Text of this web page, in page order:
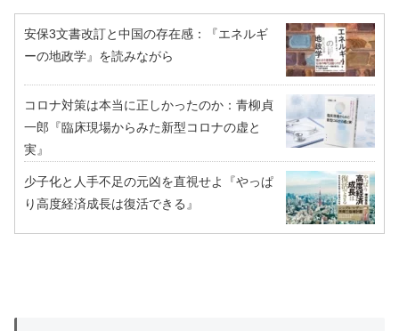
安保3文書改訂と中国の存在感：『エネルギ
ーの地政学』を読みながら
コロナ対策は本当に正しかったのか：青柳貞
一郎『臨床現場からみた新型コロナの虚と
実』
少子化と人手不足の元凶を直視せよ『やっぱ
り高度経済成長は復活できる』